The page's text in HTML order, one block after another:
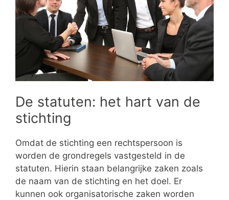
De statuten: het hart van de
stichting
Omdat de stichting een rechtspersoon is
worden de grondregels vastgesteld in de
statuten. Hierin staan belangrijke zaken zoals
de naam van de stichting en het doel. Er
kunnen ook organisatorische zaken worden